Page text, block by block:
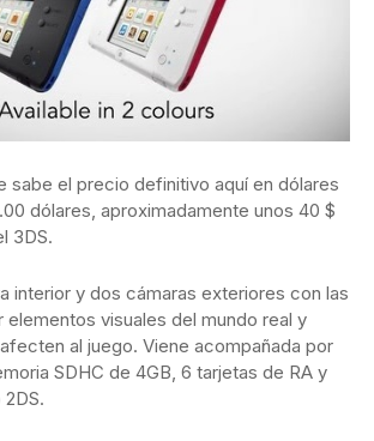
sabe el precio definitivo aquí en dólares
dólares, aproximadamente unos 40 $
3DS.
interior y dos cámaras exteriores con las
visuales del mundo real y
al juego. Viene acompañada por
SDHC de 4GB, 6 tarjetas de RA y